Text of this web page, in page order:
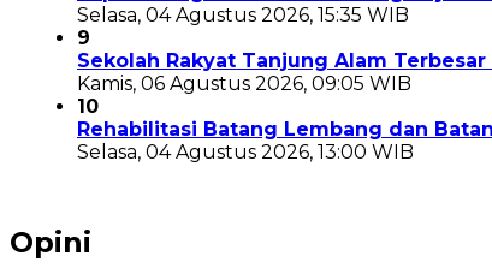
Selasa, 04 Agustus 2026, 15:35 WIB
9
Sekolah Rakyat Tanjung Alam
Kamis, 06 Agustus 2026, 09:05 WIB
10
Rehabilitasi Batang Lembang dan
Selasa, 04 Agustus 2026, 13:00 WIB
Opini